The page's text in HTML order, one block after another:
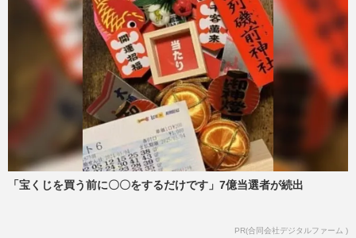
「宝くじを買う前に〇〇をするだけです」7億当選者が続出
PR(合同会社デジタルファーム )